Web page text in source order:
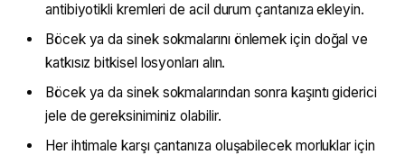
antibiyotikli kremleri de acil durum çantanıza ekleyin.
Böcek ya da sinek sokmalarını önlemek için doğal ve
katkısız bitkisel losyonları alın.
Böcek ya da sinek sokmalarından sonra kaşıntı giderici
jele de gereksiniminiz olabilir.
Her ihtimale karşı çantanıza oluşabilecek morluklar için